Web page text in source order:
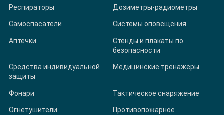
Респираторы Дозиметры-радиометры
Самоспасатели Системы оповещения
Аптечки
Стенды и плакаты по
безопасности
Средства индивидуальной
защиты
Медицинские тренажеры
Фонари Тактическое снаряжение
Огнетушители
Противопожарное